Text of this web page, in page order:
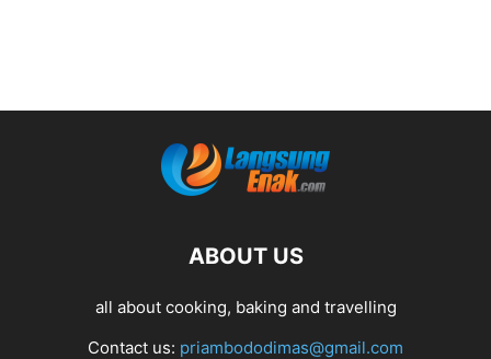
ABOUT US
all about cooking, baking and travelling
Contact us: priambododimas@gmail.com